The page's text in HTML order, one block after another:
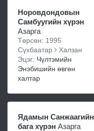
Норовдондовын
Самбуугийн хүрэн
Азарга
Төрсөн: 1995
Сүхбаатар
Халзан
Эцэг: Чүлтэмийн
Энэбишийн өвгөн
халтар
Ядамын Санжаагийн
бага хүрэн Азарга